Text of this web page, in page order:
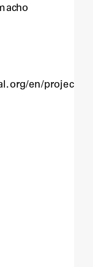
en/project/